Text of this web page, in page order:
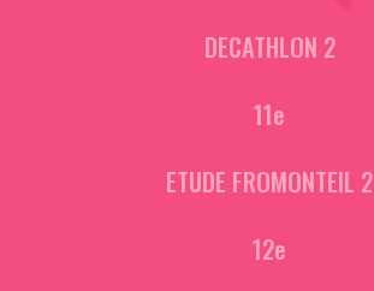
DECATHLON 2
11e
ETUDE FROMONTEIL 2
12e